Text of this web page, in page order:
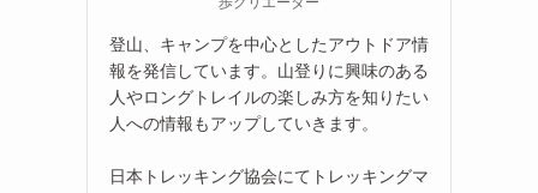
登山、キャンプを中心としたアウトドア情
報を発信しています。山登りに興味のある
人やロングトレイルの楽しみ方を知りたい
人への情報もアップしていきます。
日本トレッキング協会にてトレッキングマ